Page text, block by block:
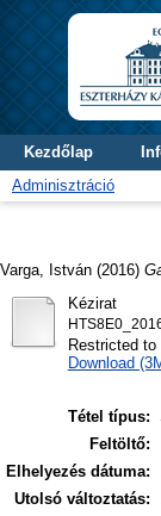
Kezdőlap
Adminisztráció
Varga, István (2016)
Kézirat
Restricted to
Download
Tétel típus:
Feltöltő:
Elhelyezés dátuma:
Utolsó változtatás: